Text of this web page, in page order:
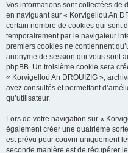
Vos informations sont collectées de
en naviguant sur « Korvigelloù An
certain nombre de cookies qui sont
temporairement par le navigateur
premiers cookies ne contiennent
anonyme de session qui vous sont
phpBB. Un troisième cookie sera
« Korvigelloù An DROUIZIG »,
avez consultés et permettant
qu’utilisateur.
Lors de votre navigation sur «
également créer une quatrième
est prévu pour couvrir uniquement
seconde manière est de récupérer